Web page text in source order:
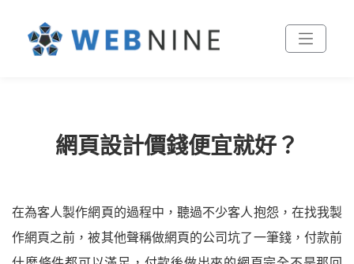
網頁設計價錢便宜就好？
在為客人製作網頁的過程中，聽過不少客人抱怨，在找我製
作網頁之前，被其他聲稱做網頁的公司坑了一筆錢，付款前